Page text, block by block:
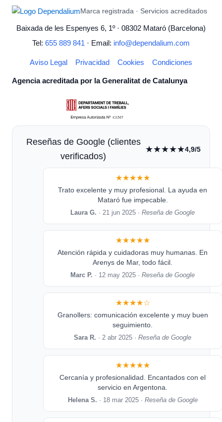
Marca registrada · Servicios acreditados
Baixada de les Espenyes 6, 1º · 08302 Mataró (Barcelona)
Tel: 655 889 841 · Email: info@dependalium.com
Aviso Legal Privacidad Cookies Condiciones
Agencia acreditada por la Generalitat de Catalunya
Reseñas de Google (clientes
verificados)
★★★★★4,9/5
★★★★★
Trato excelente y muy profesional. La ayuda en
Mataró fue impecable.
Laura G. · 21 jun 2025 ·Reseña de Google
★★★★★
Atención rápida y cuidadoras muy humanas. En
Arenys de Mar, todo fácil.
Marc P. · 12 may 2025 ·Reseña de Google
★★★★☆
Granollers: comunicación excelente y muy buen
seguimiento.
Sara R. · 2 abr 2025 ·Reseña de Google
★★★★★
Cercanía y profesionalidad. Encantados con el
servicio en Argentona.
Helena S. · 18 mar 2025 · Reseña de Google